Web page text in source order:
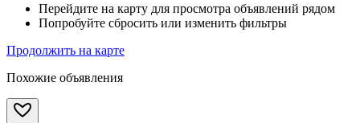
Перейдите на карту для просмотра объявлений рядом
Попробуйте сбросить или изменить фильтры
Продолжить на карте
Похожие объявления